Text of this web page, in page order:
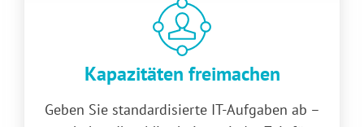
Kapazitäten freimachen
Geben Sie standardisierte IT-Aufgaben ab –